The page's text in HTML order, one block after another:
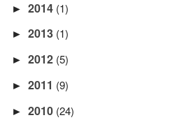
► 2014 (1)
► 2013 (1)
► 2012 (5)
► 2011 (9)
► 2010 (24)